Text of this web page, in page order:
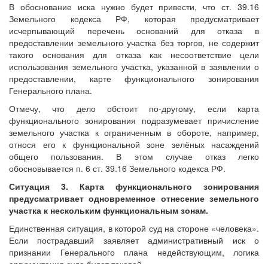
В обоснование иска нужно будет привести, что ст. 39.16
Земельного кодекса РФ, которая предусматривает
исчерпывающий перечень оснований для отказа в
предоставлении земельного участка без торгов, не содержит
такого основания для отказа как несоответствие цели
использования земельного участка, указанной в заявлении о
предоставлении, карте функционального зонирования
Генерального плана.
Отмечу, что дело обстоит по-другому, если карта
функционального зонирования подразумевает причисление
земельного участка к ограниченным в обороте, например,
относя его к функциональной зоне зелёных насаждений
общего пользования. В этом случае отказ легко
обосновывается п. 6 ст. 39.16 Земельного кодекса РФ.
Ситуация 3. Карта функционального зонирования
предусматривает одновременное отнесение земельного
участка к нескольким функциональным зонам.
Единственная ситуация, в которой суд на стороне «человека».
Если пострадавший заявляет административный иск о
признании Генерального плана недействующим, логика